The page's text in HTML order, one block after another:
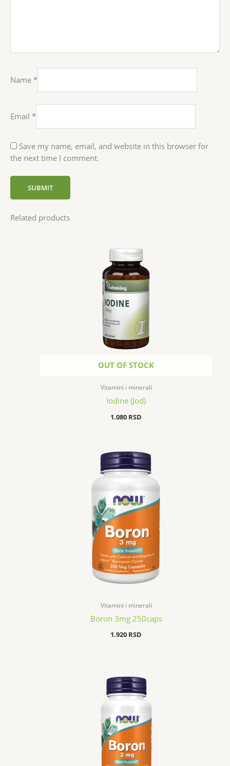
Name *
Email *
Save my name, email, and website in this browser for
the next time I comment.
Related products
OUT OF STOCK
Vitamini i minerali
Iodine (Jod)
1.080 RSD
Vitamini i minerali
Boron 3mg 250caps
1.920 RSD